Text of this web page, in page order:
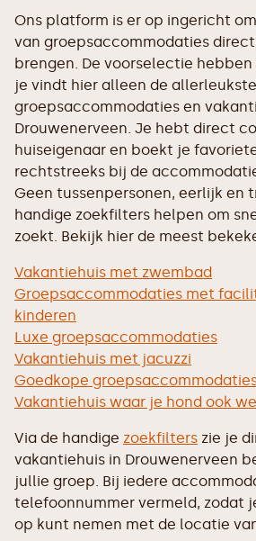
Ons platform is er op ingericht
van groepsaccommodaties
brengen. De voorselectie
je vindt hier alleen de allerleukste
groepsaccommodaties en
Drouwenerveen. Je hebt direct
huiseigenaar en boekt je
rechtstreeks bij de
Geen tussenpersonen, eerlijk en
handige zoekfilters helpen om
zoekt. Bekijk hier de meest
Vakantiehuis met zwembad
Groepsaccommodaties met
kinderen
Luxe groepsaccommodaties
Vakantiehuis met jacuzzi
Goedkope
Vakantiehuis waar je hond ook
Via de handige zoekfilters zie je
vakantiehuis in Drouwenerveen
jullie groep. Bij iedere
telefoonnummer vermeld, zodat
op kunt nemen met de locatie